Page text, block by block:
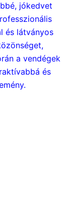
jókedvet
és látványos
a vendégek
és